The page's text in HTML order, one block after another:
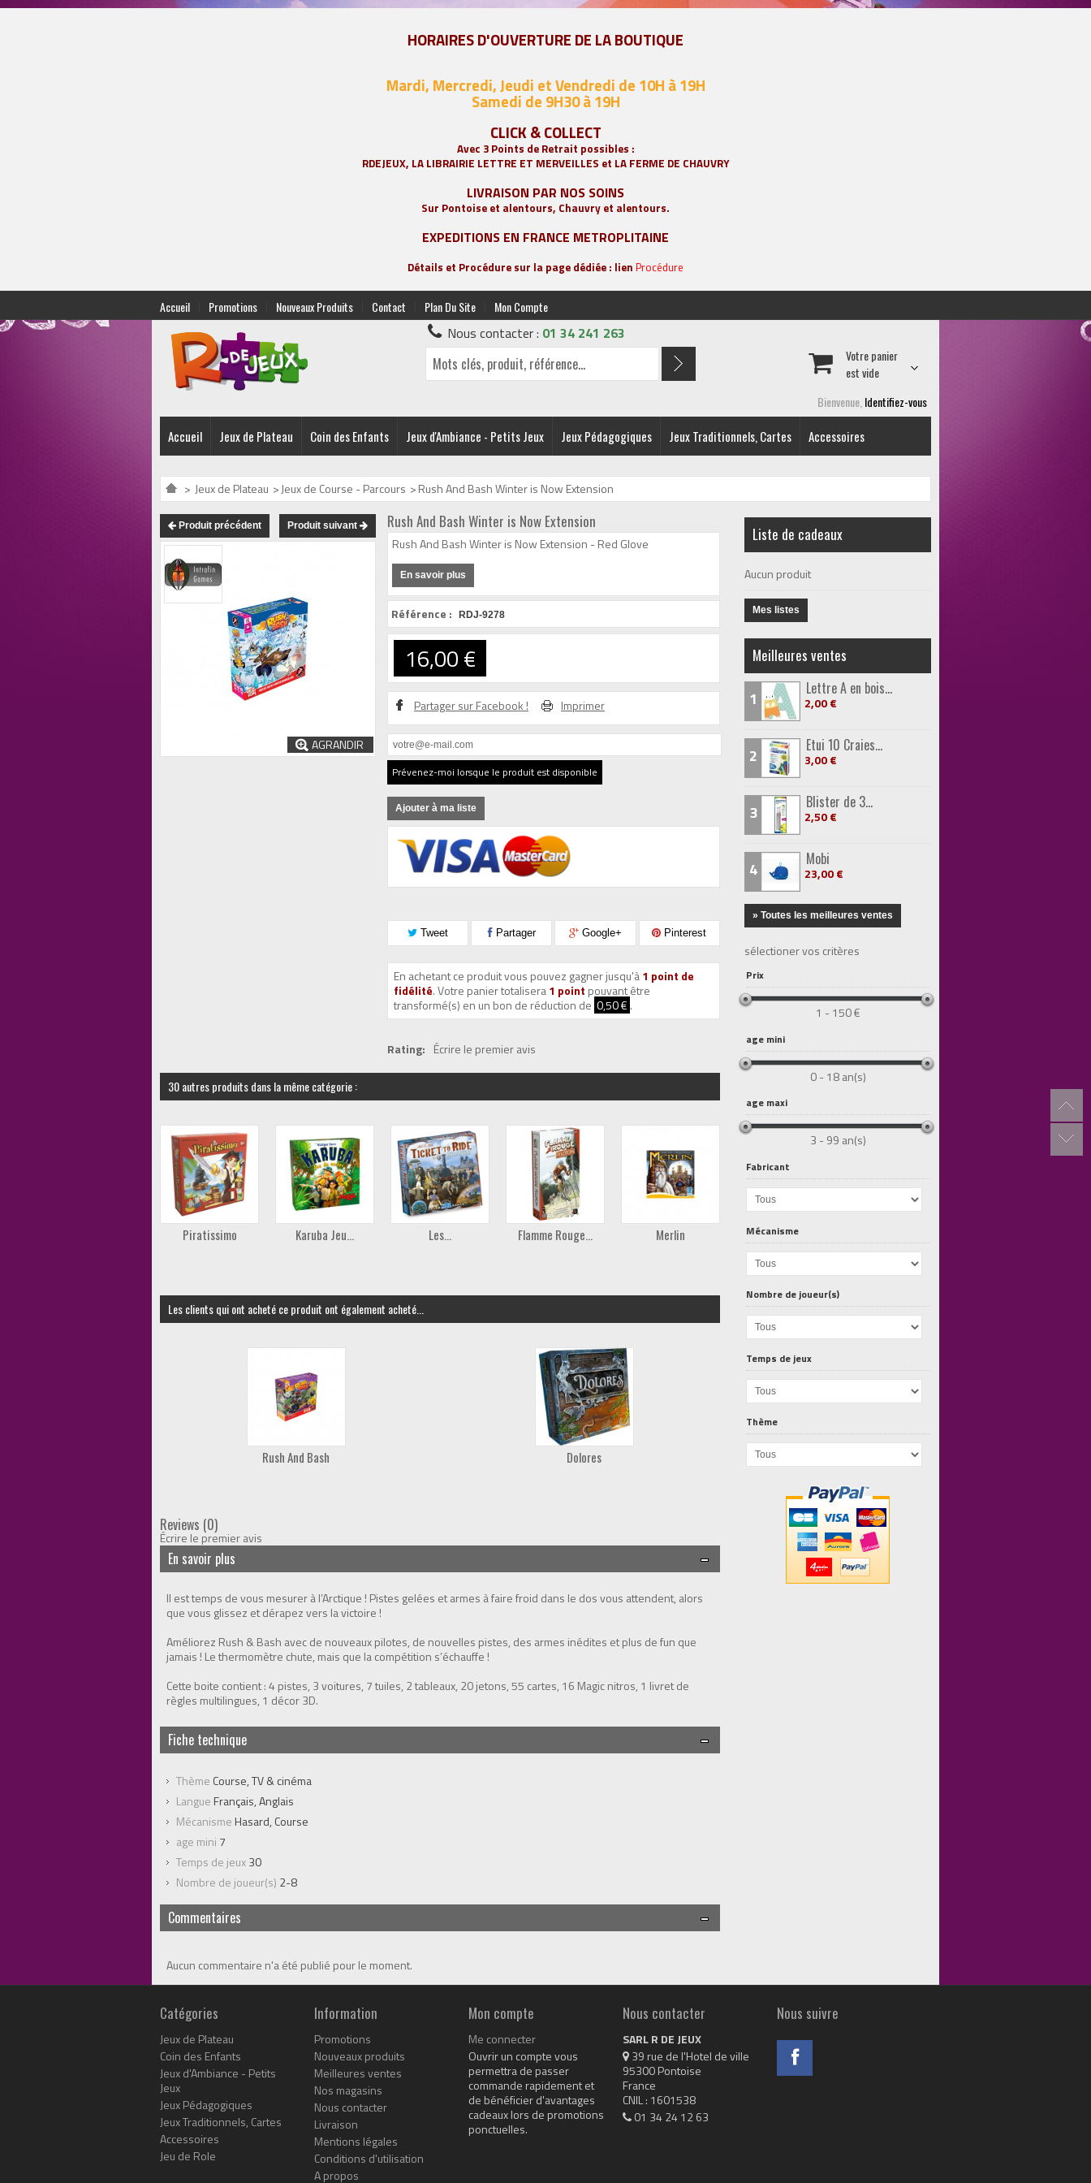
HORAIRES D'OUVERTURE DE LA BOUTIQUE
Mardi, Mercredi, Jeudi et Vendredi de 10H à 19H
Samedi de 9H30 à 19H
CLICK & COLLECT
Avec 3 Points de Retrait possibles :
RDEJEUX, LA LIBRAIRIE LETTRE ET MERVEILLES et LA FERME DE CHAUVRY
LIVRAISON PAR NOS SOINS
Sur Pontoise et alentours, Chauvry et alentours.
EXPEDITIONS EN FRANCE METROPLITAINE
Détails et Procédure sur la page dédiée : lien Procédure
Accueil Promotions Nouveaux Produits Contact Plan Du Site Mon Compte
Nous contacter : 01 34 241 263
Bienvenue, Identifiez-vous
Votre panier
est vide
Accueil Jeux de Plateau Coin des Enfants Jeux d'Ambiance - Petits Jeux Jeux Pédagogiques Jeux Traditionnels, Cartes Accessoires
> Jeux de Plateau >Jeux de Course - Parcours >Rush And Bash Winter is Now Extension
Produit précédent Produit suivant
AGRANDIR
Rush And Bash Winter is Now Extension
Rush And Bash Winter is Now Extension - Red Glove
En savoir plus
Référence : RDJ-9278
16,00 €
Partager sur Facebook ! Imprimer
Prévenez-moi lorsque le produit est disponible
Ajouter à ma liste
Tweet Partager Google+ Pinterest
En achetant ce produit vous pouvez gagner jusqu'à1 point de
fidélité. Votre panier totalisera1 point pouvant être
transformé(s) en un bon de réduction de 0,50 € .
Rating: Écrire le premier avis
30 autres produits dans la même catégorie :
Piratissimo Karuba Jeu... Les... Flamme Rouge... Merlin Meeple Circus
Les clients qui ont acheté ce produit ont également acheté...
Rush And Bash Dolores
Reviews (0)
Écrire le premier avis
En savoir plus
Il est temps de vous mesurer à l’Arctique ! Pistes gelées et armes à faire froid dans le dos vous attendent, alors
que vous glissez et dérapez vers la victoire !
Améliorez Rush & Bash avec de nouveaux pilotes, de nouvelles pistes, des armes inédites et plus de fun que
jamais ! Le thermomètre chute, mais que la compétition s’échauffe !
Cette boite contient : 4 pistes, 3 voitures, 7 tuiles, 2 tableaux, 20 jetons, 55 cartes, 16 Magic nitros, 1 livret de
règles multilingues, 1 décor 3D.
Fiche technique
Thème Course, TV & cinéma
Langue Français, Anglais
Mécanisme Hasard, Course
age mini 7
Temps de jeux30
Nombre de joueur(s) 2-8
Commentaires
Aucun commentaire n'a été publié pour le moment.
Liste de cadeaux
Aucun produit
Mes listes
Meilleures ventes
1 Lettre A en bois...
2,00 €
2 Etui 10 Craies...
3,00 €
3 Blister de 3...
2,50 €
4 Mobi
23,00 €
» Toutes les meilleures ventes
sélectioner vos critères
Prix
1 - 150 €
age mini
0 - 18 an(s)
age maxi
3 - 99 an(s)
Fabricant
Mécanisme
Nombre de joueur(s)
Temps de jeux
Thème
Catégories
Jeux de Plateau
Coin des Enfants
Jeux d'Ambiance - Petits
Jeux
Jeux Pédagogiques
Jeux Traditionnels, Cartes
Accessoires
Jeu de Role
Information
Promotions
Nouveaux produits
Meilleures ventes
Nos magasins
Nous contacter
Livraison
Mentions légales
Conditions d'utilisation
A propos
Mon compte
Me connecter
Ouvrir un compte vous
permettra de passer
commande rapidement et
de bénéficier d'avantages
cadeaux lors de promotions
ponctuelles.
Nous contacter
SARL R DE JEUX
39 rue de l'Hotel de ville
95300 Pontoise
France
CNIL : 1601538
01 34 24 12 63
Nous suivre